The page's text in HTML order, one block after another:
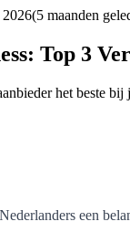
2026(5 maanden
Top 3
het beste
een